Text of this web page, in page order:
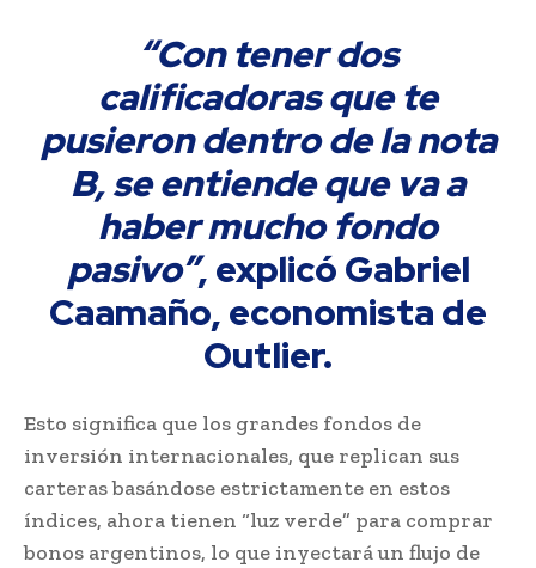
“Con tener dos
calificadoras que te
pusieron dentro de la nota
B, se entiende que va a
haber mucho fondo
pasivo”, explicó Gabriel
Caamaño, economista de
Outlier.
Esto significa que los grandes fondos de
inversión internacionales, que replican sus
carteras basándose estrictamente en estos
índices, ahora tienen “luz verde” para comprar
bonos argentinos, lo que inyectará un flujo de